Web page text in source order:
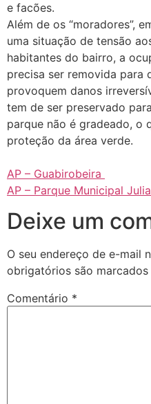
e facões.
Além de os “moradores”,
uma situação de tensão
habitantes do bairro, a
precisa ser removida para
provoquem danos
tem de ser preservado
parque não é gradeado, o
proteção da área verde.
AP – Guabirobeira
AP – Parque Municipal
Deixe um
O seu endereço de e-mail
obrigatórios são marcados
Comentário *